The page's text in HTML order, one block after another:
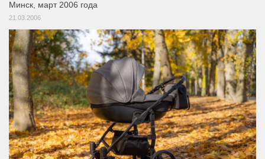
Минск, март 2006 года
21.03.2006